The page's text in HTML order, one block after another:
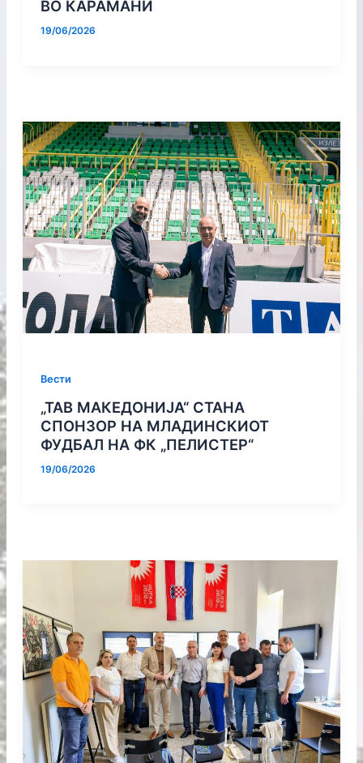
ВО КАРАМАНИ
19/06/2026
Вести
„ТАВ МАКЕДОНИЈА“ СТАНА
СПОНЗОР НА МЛАДИНСКИОТ
ФУДБАЛ НА ФК „ПЕЛИСТЕР“
19/06/2026